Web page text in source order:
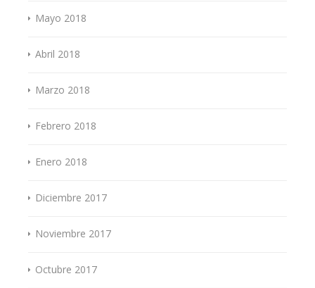
Mayo 2018
Abril 2018
Marzo 2018
Febrero 2018
Enero 2018
Diciembre 2017
Noviembre 2017
Octubre 2017